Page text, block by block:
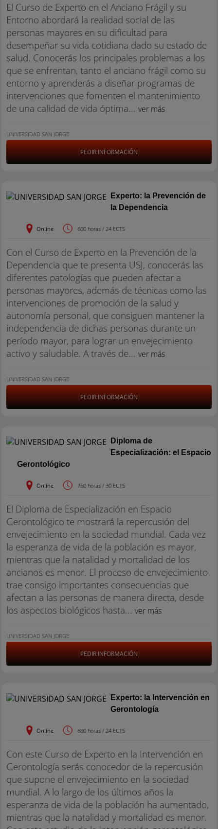
El Curso de Experto en el Anciano Frágil y su
Entorno abordará la realidad social de las
personas mayores en su dificultad para
desempeñar su vida cotidiana dado su estado de
salud. Conocerás los principales problemas a los
que se enfrentan, tanto el anciano frágil como su
entorno y aprenderás a diseñar programas de
intervenciones que fomenten el mantenimiento
de una calidad de vida óptima... ver más
UNIVERSIDAD SAN JORGE
PEDIR INFORMACIÓN
Experto: la Prevención de
la Dependencia
Online 600 horas / 24 ECTS
Con el Curso de Experto en la Prevención de la
Dependencia que te presenta USJ, conocerás las
diferentes patologías que pueden afectar a
personas mayores, además de técnicas como las
intervenciones de promoción de la salud y
autonomía personal, que consiguen mantener la
independencia de dichas personas durante un
período mayor, para lograr un envejecimiento
activo y saludable. A través de... ver más
UNIVERSIDAD SAN JORGE
PEDIR INFORMACIÓN
Diploma de
Especialización: el Espacio
Gerontológico
Online 750 horas / 30 ECTS
El Diploma de Especialización en Espacio
Gerontológico te mostrará la repercusión del
envejecimiento en la sociedad mundial. Cada vez
la esperanza de vida de la población es mayor,
mientras que la natalidad y mortalidad de los
ancianos es menor. El proceso de envejecimiento
trae consigo importantes consecuencias que
afectan a las personas de manera directa, desde
los aspectos biológicos hasta... ver más
UNIVERSIDAD SAN JORGE
PEDIR INFORMACIÓN
Experto: la Intervención en
Gerontología
Online 600 horas / 24 ECTS
Con este Curso de Experto en la Intervención en
Gerontología serás conocedor de la repercusión
que supone el envejecimiento en la sociedad
mundial. A lo largo de los últimos años la
esperanza de vida de la población ha aumentado,
mientras que la natalidad y mortalidad es menor.